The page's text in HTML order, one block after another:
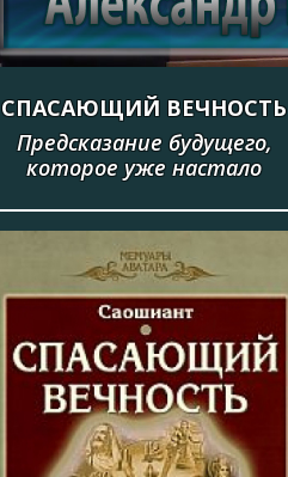
СПАСАЮЩИЙ ВЕЧНОСТЬ
Предсказание будущего,
которое уже настало